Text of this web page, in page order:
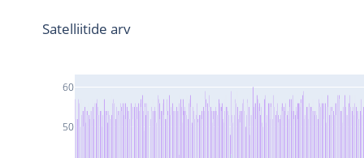
50
60
Satelliitide arv